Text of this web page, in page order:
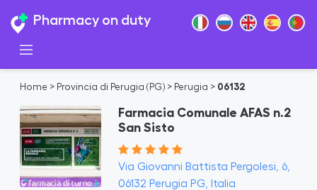
Pharmacy on duty
Home > Provincia di Perugia (PG) > Perugia > 06132
Farmacia Comunale AFAS n.2
San Sisto
Via Giovanni Battista Pergolesi, 6,
06132 Perugia PG, Italia